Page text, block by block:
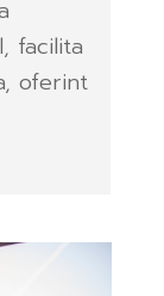
facilita
oferint